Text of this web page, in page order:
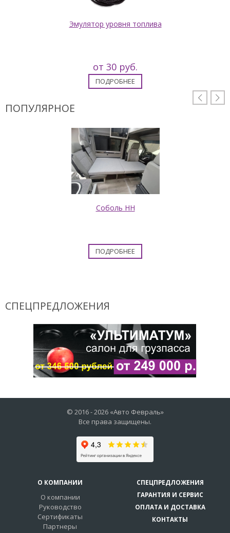
Эмулятор уровня топлива
от 30 руб.
ПОДРОБНЕЕ
 
ПОПУЛЯРНОЕ
Соболь НН
ПОДРОБНЕЕ
СПЕЦПРЕДЛОЖЕНИЯ
© 2016 -2026 «Авто Февраль»
Все права защищены.
О КОМПАНИИ
О компании
Руководство
Сертификаты
Партнеры
СПЕЦПРЕДЛОЖЕНИЯ
ГАРАНТИЯ И СЕРВИС
ОПЛАТА И ДОСТАВКА
КОНТАКТЫ